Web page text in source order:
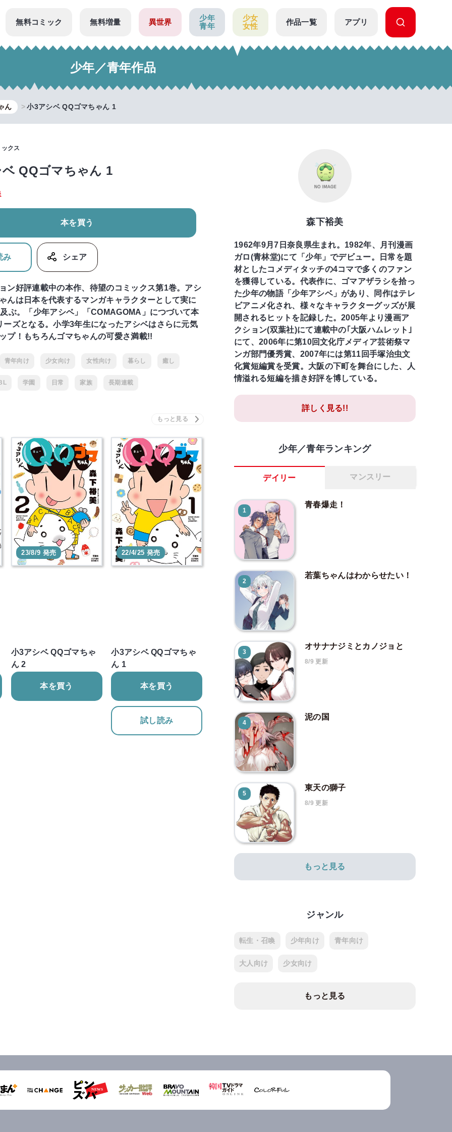
無料コミック 無料増量 異世界
少年
青年
少女
女性
作品一覧 アプリ
少年／青年作品
ん 小3アシベ QQゴマちゃん 1
クス
QQゴマちゃん 1
本を買う
み シェア
ン好評連載中の本作、待望のコミックス第1巻。アシ
んは日本を代表するマンガキャラクターとして実に
ぶ。「少年アシベ」「COMAGOMA」につづいて本
ーズとなる。小学3年生になったアシベはさらに元気
プ！もちろんゴマちゃんの可愛さ満載!!
青年向け 少女向け 女性向け 暮らし 癒し
学園 日常 家族 長期連載
23/8/9 発売
小3アシベ QQゴマちゃ
ん 2
本を買う
22/4/25 発売
小3アシベ QQゴマちゃ
ん 1
本を買う
試し読み
森下裕美
1962年9月7日奈良県生まれ。1982年、月刊漫画
ガロ(青林堂)にて「少年」でデビュー。日常を題
材としたコメディタッチの4コマで多くのファン
を獲得している。代表作に、ゴマアザラシを拾っ
た少年の物語「少年アシベ」があり、同作はテレ
ビアニメ化され、様々なキャラクターグッズが展
開されるヒットを記録した。2005年より漫画ア
クション(双葉社)にて連載中の｢大阪ハムレット｣
にて、2006年に第10回文化庁メディア芸術祭マ
ンガ部門優秀賞、2007年には第11回手塚治虫文
化賞短編賞を受賞。大阪の下町を舞台にした、人
情溢れる短編を描き好評を博している。
詳しく見る!!
少年／青年ランキング
デイリー マンスリー
1
青春爆走！
2
若葉ちゃんはわからせたい！
3
オサナナジミとカノジョと
8/9 更新
4
泥の国
5
東天の獅子
8/9 更新
もっと見る
ジャンル
転生・召喚 少年向け 青年向け
大人向け 少女向け
もっと見る